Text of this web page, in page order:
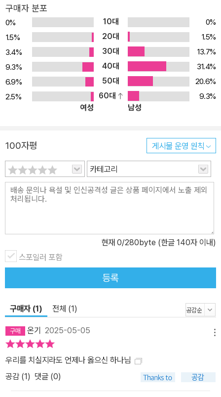
다. 모든 것이 곤고해진 백성들은 하나님을 찾아 울부짖는다. 자신들
을 이렇게 만든 원수를 없애 달라고, 이 상황을 반전시켜 달라고. 하지
만 하나님은 침묵하신다. 오히려 이 고통의 원인이 하나님의 심판이
며, 심판의 도구로 이스라엘의 원수를 택하신 분이 야웨 하나님이라
는 사실은 이스라엘에게 절망 그 자체였다. 그래도 시인은 이스라엘
을 의인화한 작중 화자, 여인 시온의 울부짖음을 꾸짖기도 하고 대변
하기도 하면서 침묵하시는 하나님의 뜻을 찾고자 했다. 수 세기 동안,
그리고 지금도 유대인들은 그들의 역사 속 고통을 기억하기 위해 예
들은 무엇 때문에 이 탄식시를 붙드는가? 고통과 시련의 역사 속에서
그들은 위로받을 곳을 찾아 정처 없이 떠돌기도 했고, 말없이 진노하
시는 하나님을 원망하기도 했지만, 그래도 자신들의 소망이신 주님을
찾았다. 이 시는 그러한 메시지를 고스란히 담고 있고, 고통이 곧 소망
의 씨앗이 될 수 있음을 전하기에 그들은 붙잡았을 것이다. 전 세계를
찾아 읽어야 한다. 저자는 예레미야애가의 탄식들이 눈앞의 치욕과
고통을 심판과 죄의 관점에서 바라보게 한다는 점을 짚는다. 이러한
관점은 우리를 회개의 자리로 인도한다. 그와 더불어, 하나님께 부르
짖는 희생자들의 울음소리에 귀 기울이고 함께 슬퍼하는 자리로 안내
신 주”, “주의 인자는 끝이 없고”라는 찬양을 부른다. ‘십자가’와 ‘부
활’이 분리될 수 없듯, 주의 ‘심판’과 ‘회복’은 연결되어 있다. 주의 진
노가 끔찍할지언정 그 진노를 영원히 품지 않으시는 하나님께 소망을
두는 것은 예레미야애가를 통해 오늘날 우리가 배워야 할 점이다. *
이 책은 BST 구약성경 강해 시리즈 중 하나입니다. 특징 - 쉽고 논리
적인 성경 강해 - 당시 시대 상황과 그 특징을 살린 탁월한 주해 - 시
의 문학적 요소를 살린 성경 해석 - 현 시대와 그리스도인들에게 시대
구매자 분포
0% 10대
0%
1.5%
20대
1.5%
3.4%
30대
13.7%
9.3%
40대
31.4%
6.9%
50대
20.6%
2.5%
60대
9.3%
여성
남성
100자평 게시물 운영 원칙
카테고리
현재 0/280byte (한글 140자 이내)
스포일러 포함
등록
구매자 (1) 전체 (1)
온기 2025-05-05
우리를 치실지라도 언제나 옳으신 하나님
공감 (1) 댓글 (0)